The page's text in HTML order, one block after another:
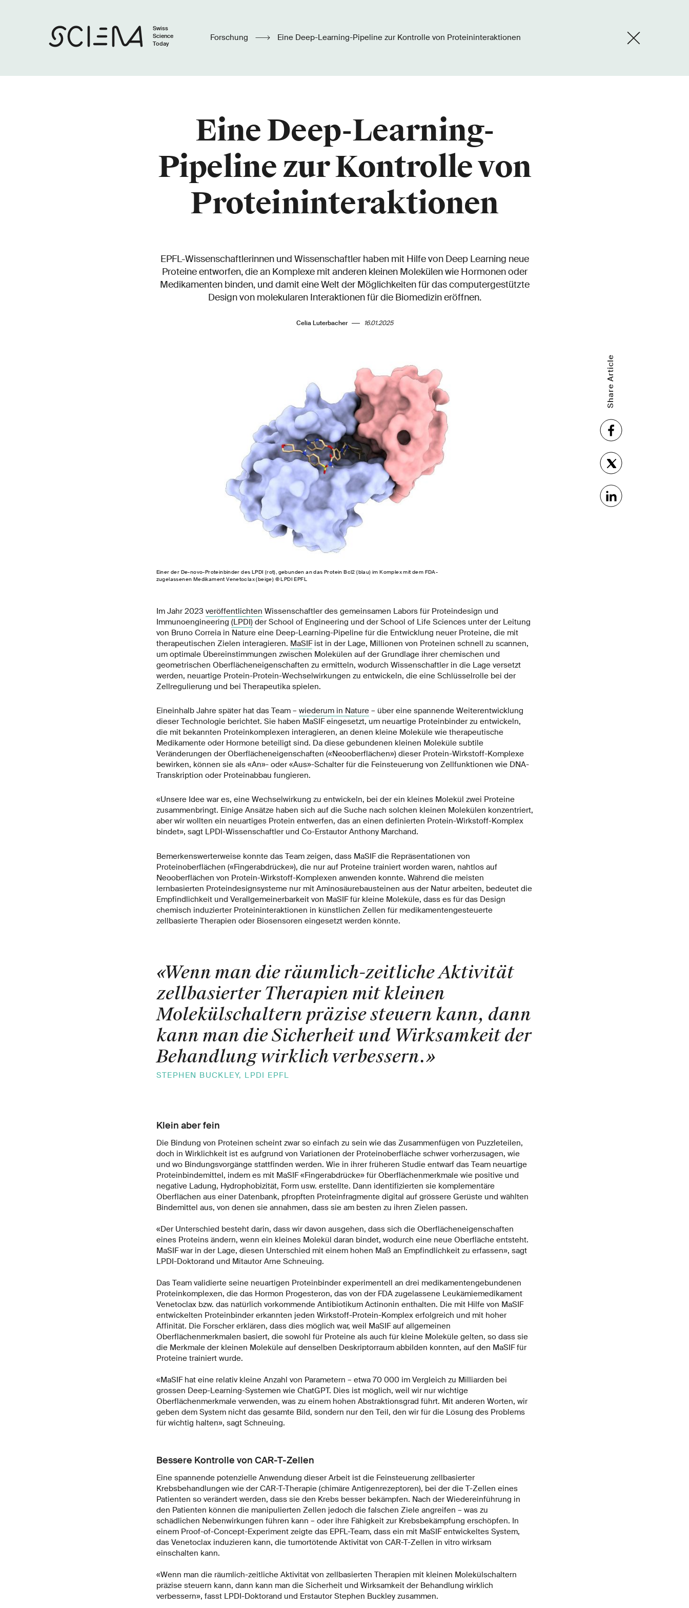
Swiss
Science
Today
Forschung Eine Deep-Learning-Pipeline zur Kontrolle von Proteininteraktionen
Eine Deep-Learning-
Pipeline zur Kontrolle von
Proteininteraktionen
EPFL-Wissenschaftlerinnen und Wissenschaftler haben mit Hilfe von Deep Learning neue
Proteine entworfen, die an Komplexe mit anderen kleinen Molekülen wie Hormonen oder
Medikamenten binden, und damit eine Welt der Möglichkeiten für das computergestützte
Design von molekularen Interaktionen für die Biomedizin eröffnen.
Celia Luterbacher 16.01.2025
Einer der De-novo-Proteinbinder des LPDI (rot), gebunden an das Protein Bcl2 (blau) im Komplex mit dem FDA-
zugelassenen Medikament Venetoclax (beige) © LPDI EPFL
Share Article
Im Jahr 2023 veröffentlichten Wissenschaftler des gemeinsamen Labors für Proteindesign und
Immunoengineering (LPDI)der School of Engineering und der School of Life Sciences unter der Leitung
von Bruno Correia in Nature eine Deep-Learning-Pipeline für die Entwicklung neuer Proteine, die mit
therapeutischen Zielen interagieren. MaSIFist in der Lage, Millionen von Proteinen schnell zu scannen,
um optimale Übereinstimmungen zwischen Molekülen auf der Grundlage ihrer chemischen und
geometrischen Oberflächeneigenschaften zu ermitteln, wodurch Wissenschaftler in die Lage versetzt
werden, neuartige Protein-Protein-Wechselwirkungen zu entwickeln, die eine Schlüsselrolle bei der
Zellregulierung und bei Therapeutika spielen.
Eineinhalb Jahre später hat das Team – wiederum in Nature– über eine spannende Weiterentwicklung
dieser Technologie berichtet. Sie haben MaSIF eingesetzt, um neuartige Proteinbinder zu entwickeln,
die mit bekannten Proteinkomplexen interagieren, an denen kleine Moleküle wie therapeutische
Medikamente oder Hormone beteiligt sind. Da diese gebundenen kleinen Moleküle subtile
Veränderungen der Oberflächeneigenschaften («Neooberflächen») dieser Protein-Wirkstoff-Komplexe
bewirken, können sie als «An»- oder «Aus»-Schalter für die Feinsteuerung von Zellfunktionen wie DNA-
Transkription oder Proteinabbau fungieren.
«Unsere Idee war es, eine Wechselwirkung zu entwickeln, bei der ein kleines Molekül zwei Proteine
zusammenbringt. Einige Ansätze haben sich auf die Suche nach solchen kleinen Molekülen konzentriert,
aber wir wollten ein neuartiges Protein entwerfen, das an einen definierten Protein-Wirkstoff-Komplex
bindet», sagt LPDI-Wissenschaftler und Co-Erstautor Anthony Marchand.
Bemerkenswerterweise konnte das Team zeigen, dass MaSIF die Repräsentationen von
Proteinoberflächen («Fingerabdrücke»), die nur auf Proteine trainiert worden waren, nahtlos auf
Neooberflächen von Protein-Wirkstoff-Komplexen anwenden konnte. Während die meisten
lernbasierten Proteindesignsysteme nur mit Aminosäurebausteinen aus der Natur arbeiten, bedeutet die
Empfindlichkeit und Verallgemeinerbarkeit von MaSIF für kleine Moleküle, dass es für das Design
chemisch induzierter Proteininteraktionen in künstlichen Zellen für medikamentengesteuerte
zellbasierte Therapien oder Biosensoren eingesetzt werden könnte.
«Wenn man die räumlich-zeitliche Aktivität
zellbasierter Therapien mit kleinen
Molekülschaltern präzise steuern kann, dann
kann man die Sicherheit und Wirksamkeit der
Behandlung wirklich verbessern.»
STEPHEN BUCKLEY, LPDI EPFL
Klein aber fein
Die Bindung von Proteinen scheint zwar so einfach zu sein wie das Zusammenfügen von Puzzleteilen,
doch in Wirklichkeit ist es aufgrund von Variationen der Proteinoberfläche schwer vorherzusagen, wie
und wo Bindungsvorgänge stattfinden werden. Wie in ihrer früheren Studie entwarf das Team neuartige
Proteinbindemittel, indem es mit MaSIF «Fingerabdrücke» für Oberflächenmerkmale wie positive und
negative Ladung, Hydrophobizität, Form usw. erstellte. Dann identifizierten sie komplementäre
Oberflächen aus einer Datenbank, pfropften Proteinfragmente digital auf grössere Gerüste und wählten
Bindemittel aus, von denen sie annahmen, dass sie am besten zu ihren Zielen passen.
«Der Unterschied besteht darin, dass wir davon ausgehen, dass sich die Oberflächeneigenschaften
eines Proteins ändern, wenn ein kleines Molekül daran bindet, wodurch eine neue Oberfläche entsteht.
MaSIF war in der Lage, diesen Unterschied mit einem hohen Maß an Empfindlichkeit zu erfassen», sagt
LPDI-Doktorand und Mitautor Arne Schneuing.
Das Team validierte seine neuartigen Proteinbinder experimentell an drei medikamentengebundenen
Proteinkomplexen, die das Hormon Progesteron, das von der FDA zugelassene Leukämiemedikament
Venetoclax bzw. das natürlich vorkommende Antibiotikum Actinonin enthalten. Die mit Hilfe von MaSIF
entwickelten Proteinbinder erkannten jeden Wirkstoff-Protein-Komplex erfolgreich und mit hoher
Affinität. Die Forscher erklären, dass dies möglich war, weil MaSIF auf allgemeinen
Oberflächenmerkmalen basiert, die sowohl für Proteine als auch für kleine Moleküle gelten, so dass sie
die Merkmale der kleinen Moleküle auf denselben Deskriptorraum abbilden konnten, auf den MaSIF für
Proteine trainiert wurde.
«MaSIF hat eine relativ kleine Anzahl von Parametern – etwa 70 000 im Vergleich zu Milliarden bei
grossen Deep-Learning-Systemen wie ChatGPT. Dies ist möglich, weil wir nur wichtige
Oberflächenmerkmale verwenden, was zu einem hohen Abstraktionsgrad führt. Mit anderen Worten, wir
geben dem System nicht das gesamte Bild, sondern nur den Teil, den wir für die Lösung des Problems
für wichtig halten», sagt Schneuing.
Bessere Kontrolle von CAR-T-Zellen
Eine spannende potenzielle Anwendung dieser Arbeit ist die Feinsteuerung zellbasierter
Krebsbehandlungen wie der CAR-T-Therapie (chimäre Antigenrezeptoren), bei der die T-Zellen eines
Patienten so verändert werden, dass sie den Krebs besser bekämpfen. Nach der Wiedereinführung in
den Patienten können die manipulierten Zellen jedoch die falschen Ziele angreifen – was zu
schädlichen Nebenwirkungen führen kann – oder ihre Fähigkeit zur Krebsbekämpfung erschöpfen. In
einem Proof-of-Concept-Experiment zeigte das EPFL-Team, dass ein mit MaSIF entwickeltes System,
das Venetoclax induzieren kann, die tumortötende Aktivität von CAR-T-Zellen in vitro wirksam
einschalten kann.
«Wenn man die räumlich-zeitliche Aktivität von zellbasierten Therapien mit kleinen Molekülschaltern
präzise steuern kann, dann kann man die Sicherheit und Wirksamkeit der Behandlung wirklich
verbessern», fasst LPDI-Doktorand und Erstautor Stephen Buckley zusammen.